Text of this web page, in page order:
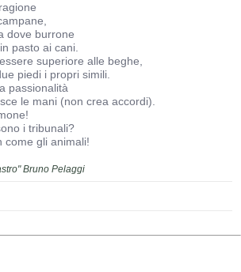
dove burrone
pasto ai cani.
superiore alle beghe,
piedi i propri simili.
passionalità
le mani (non crea accordi).
i tribunali?
come gli animali!
Bruno Pelaggi